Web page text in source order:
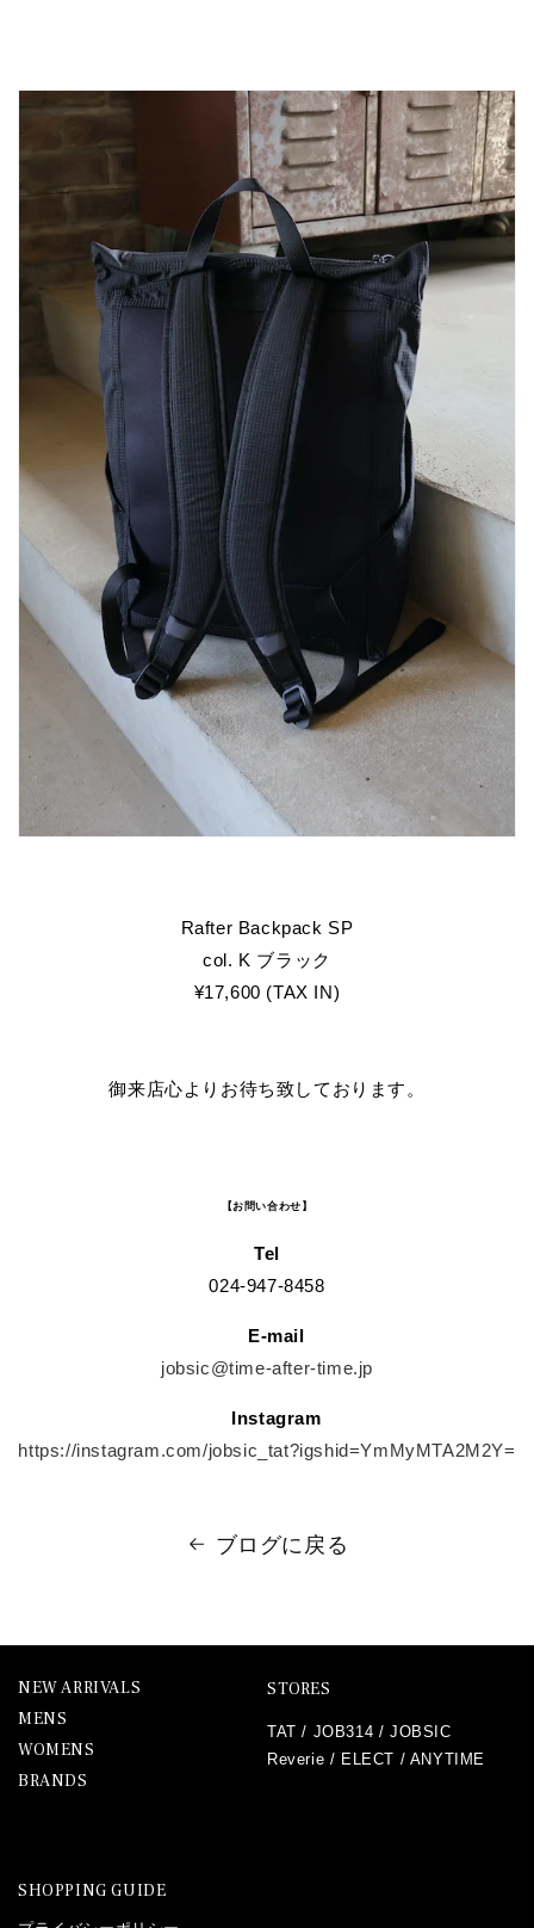
Rafter Backpack SP
col. K ブラック
¥17,600 (TAX IN)
御来店心よりお待ち致しております。
【お問い合わせ】
Tel
024-947-8458
E-mail
jobsic@time-after-time.jp
Instagram
https://instagram.com/jobsic_tat?igshid=YmMyMTA2M2Y=
ブログに戻る
NEW ARRIVALS
MENS
WOMENS
BRANDS
STORES
TAT / JOB314 /JOBSIC
Reverie / ELECT / ANYTIME
SHOPPING GUIDE